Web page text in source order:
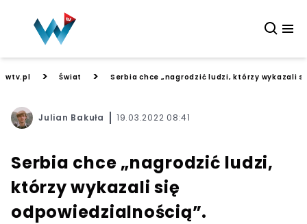
wtv.pl > Świat > Serbia chce „nagrodzić ludzi, którzy wykazali
Julian Bakuła 19.03.2022 08:41
Serbia chce „nagrodzić ludzi,
którzy wykazali się
odpowiedzialnością”.